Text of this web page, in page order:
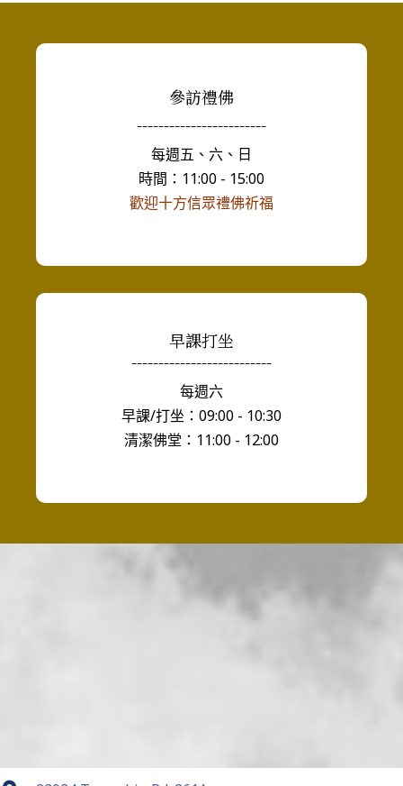
參訪禮佛
------------------------
每週五、六、日
時間：11:00 - 15:00
歡迎十方信眾禮佛祈福
早課打坐
--------------------------
每週六
早課/打坐：09:00 - 10:30
清潔佛堂：11:00 - 12:00